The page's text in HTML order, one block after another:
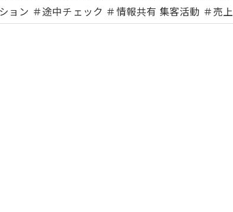
ョン ＃途中チェック ＃情報共有 集客活動 ＃売上